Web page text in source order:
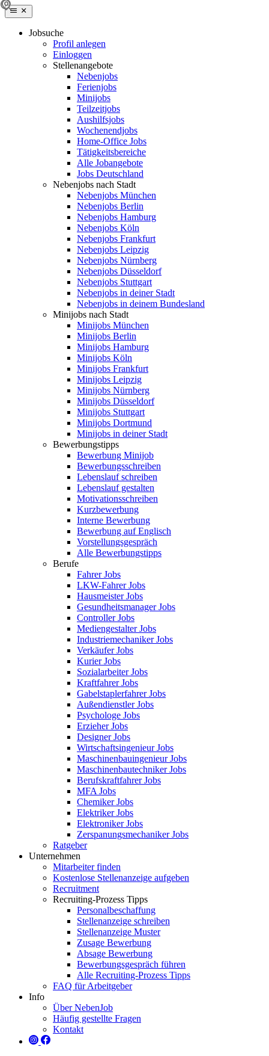
Jobsuche
Profil anlegen
Einloggen
Stellenangebote
Nebenjobs
Ferienjobs
Minijobs
Teilzeitjobs
Aushilfsjobs
Wochenendjobs
Home-Office Jobs
Tätigkeitsbereiche
Alle Jobangebote
Jobs Deutschland
Nebenjobs nach Stadt
Nebenjobs München
Nebenjobs Berlin
Nebenjobs Hamburg
Nebenjobs Köln
Nebenjobs Frankfurt
Nebenjobs Leipzig
Nebenjobs Nürnberg
Nebenjobs Düsseldorf
Nebenjobs Stuttgart
Nebenjobs in deiner Stadt
Nebenjobs in deinem Bundesland
Minijobs nach Stadt
Minijobs München
Minijobs Berlin
Minijobs Hamburg
Minijobs Köln
Minijobs Frankfurt
Minijobs Leipzig
Minijobs Nürnberg
Minijobs Düsseldorf
Minijobs Stuttgart
Minijobs Dortmund
Minijobs in deiner Stadt
Bewerbungstipps
Bewerbung Minijob
Bewerbungsschreiben
Lebenslauf schreiben
Lebenslauf gestalten
Motivationsschreiben
Kurzbewerbung
Interne Bewerbung
Bewerbung auf Englisch
Vorstellungsgespräch
Alle Bewerbungstipps
Berufe
Fahrer Jobs
LKW-Fahrer Jobs
Hausmeister Jobs
Gesundheitsmanager Jobs
Controller Jobs
Mediengestalter Jobs
Industriemechaniker Jobs
Verkäufer Jobs
Kurier Jobs
Sozialarbeiter Jobs
Kraftfahrer Jobs
Gabelstaplerfahrer Jobs
Außendienstler Jobs
Psychologe Jobs
Erzieher Jobs
Designer Jobs
Wirtschaftsingenieur Jobs
Maschinenbauingenieur Jobs
Maschinenbautechniker Jobs
Berufskraftfahrer Jobs
MFA Jobs
Chemiker Jobs
Elektriker Jobs
Elektroniker Jobs
Zerspanungsmechaniker Jobs
Ratgeber
Unternehmen
Mitarbeiter finden
Kostenlose Stellenanzeige aufgeben
Recruitment
Recruiting-Prozess Tipps
Personalbeschaffung
Stellenanzeige schreiben
Stellenanzeige Muster
Zusage Bewerbung
Absage Bewerbung
Bewerbungsgespräch führen
Alle Recruiting-Prozess Tipps
FAQ für Arbeitgeber
Info
Über NebenJob
Häufig gestellte Fragen
Kontakt